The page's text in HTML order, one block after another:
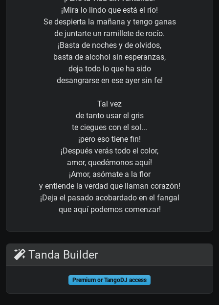
¡Mira lo lindo que está el río!
Se despierta la mañana y tengo ganas
de juntarte un ramillete de rocío.
¡Basta de noches y de olvidos,
basta de alcohol sin esperanzas,
deja todo lo que ha sido
desangrarse en ese ayer sin fe!
Tal vez
de tanto usar el gris
te ciegues con el sol...
¡pero eso tiene fin!
¡Después verás todo el color,
amor, quedémonos aquí!
¡Amor, asómate a la flor
y entiende la verdad que llaman corazón!
¡Deja el pasado acobardado en el fangal
que aquí podemos comenzar!
Tanda Builder
Premium or TangoDJ access